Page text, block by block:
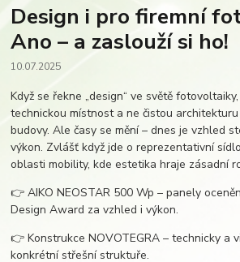
Design i pro firemní
Ano – a zaslouží si ho!
10.07.2025
Když se řekne „design“ ve světě
technickou místnost a ne čistou
budovy. Ale časy se mění – dnes je vzhled
výkon. Zvlášť když jde o reprezentativní
oblasti mobility, kde estetika hraje zásadní
👉 AIKO NEOSTAR 500 Wp – panely
Design Award za vzhled i výkon.
👉 Konstrukce NOVOTEGRA – technicky a
konkrétní střešní struktuře.